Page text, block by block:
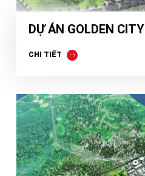
DỰ ÁN GOLDEN CITY
CHI TIẾT